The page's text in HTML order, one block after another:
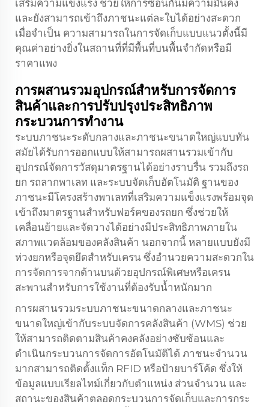
เสริมความแข็งแรง ช่วยให้การซ้อนกันมีความมั่นคง
และยังสามารถเข้าถึงภาชนะแต่ละใบได้อย่างสะดวก
เมื่อจำเป็น ความสามารถในการจัดเก็บแบบแนวตั้งนี้มี
คุณค่าอย่างยิ่งในสถานที่ที่มีพื้นที่บนพื้นจำกัดหรือมี
ราคาแพง
การผสานรวมอุปกรณ์สำหรับการจัดการ
สินค้าและการปรับปรุงประสิทธิภาพ
กระบวนการทำงาน
ระบบภาชนะระดับกลางและภาชนะขนาดใหญ่แบบทัน
สมัยได้รับการออกแบบให้สามารถผสานรวมเข้ากับ
อุปกรณ์จัดการวัสดุมาตรฐานได้อย่างราบรื่น รวมถึงรถ
ยก รถลากพาเลท และระบบจัดเก็บอัตโนมัติ ฐานของ
ภาชนะมีโครงสร้างพาเลทที่เสริมความแข็งแรงพร้อมจุด
เข้าถึงมาตรฐานสำหรับฟอร์คของรถยก ซึ่งช่วยให้
เคลื่อนย้ายและจัดวางได้อย่างมีประสิทธิภาพภายใน
สภาพแวดล้อมของคลังสินค้า นอกจากนี้ หลายแบบยังมี
ห่วงยกหรือจุดยึดสำหรับเครน ซึ่งอำนวยความสะดวกใน
การจัดการจากด้านบนด้วยอุปกรณ์พิเศษหรือเครน
สะพานสำหรับการใช้งานที่ต้องรับน้ำหนักมาก
การผสานรวมระบบภาชนะขนาดกลางและภาชนะ
ขนาดใหญ่เข้ากับระบบจัดการคลังสินค้า (WMS) ช่วย
ให้สามารถติดตามสินค้าคงคลังอย่างซับซ้อนและ
ดำเนินกระบวนการจัดการอัตโนมัติได้ ภาชนะจำนวน
มากสามารถติดตั้งแท็ก RFID หรือป้ายบาร์โค้ด ซึ่งให้
ข้อมูลแบบเรียลไทม์เกี่ยวกับตำแหน่ง ส่วนจำนวน และ
สถานะของสินค้าตลอดกระบวนการจัดเก็บและการกระ